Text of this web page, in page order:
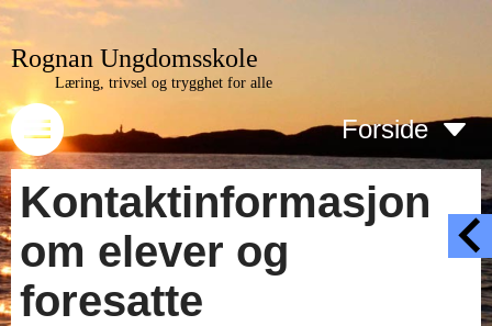
Rognan Ungdomsskole
Læring, trivsel og trygghet for alle
Forside
Kontaktinformasjon
om elever og
foresatte